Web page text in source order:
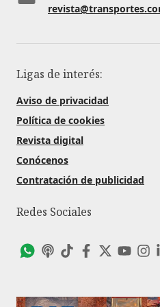
Ligas de interés:
Aviso de privacidad
Política de cookies
Revista digital
Conócenos
Contratación de publicidad
Redes Sociales